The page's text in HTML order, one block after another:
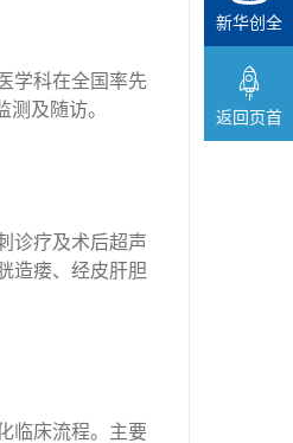
新华创全
返回页首
学科在全国率先
及随访。
诊疗及术后超声
造瘘、经皮肝胆
临床流程。主要